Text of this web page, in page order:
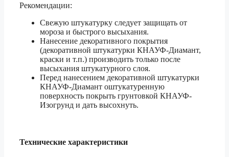
Рекомендации:
Свежую штукатурку следует защищать от
мороза и быстрого высыхания.
Нанесение декоративного покрытия
(декоративной штукатурки КНАУФ-Диамант,
краски и т.п.) производить только после
высыхания штукатурного слоя.
Перед нанесением декоративной штукатурки
КНАУФ-Диамант оштукатуренную
поверхность покрыть грунтовкой КНАУФ-
Изогрунд и дать высохнуть.
Технические характеристики